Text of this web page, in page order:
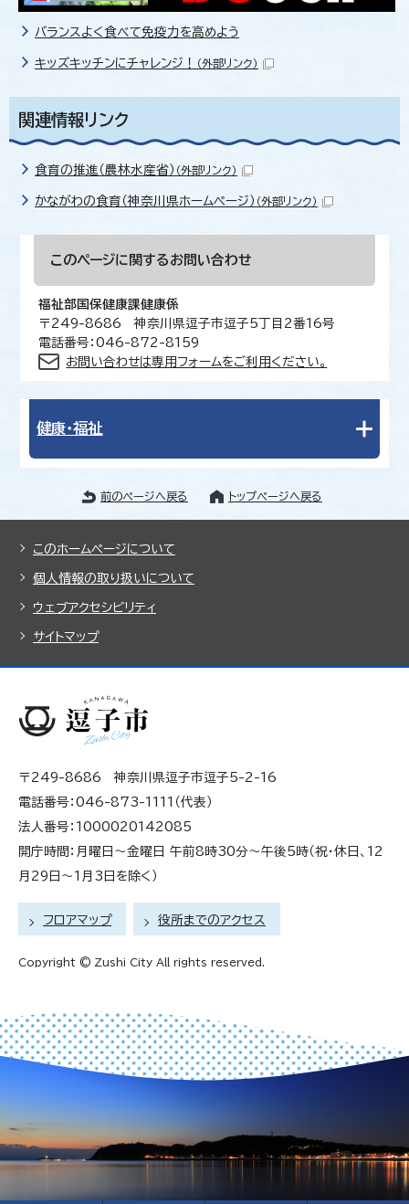
バランスよく食べて免疫力を高めよう
キッズキッチンにチャレンジ！ （外部リンク）
関連情報リンク
食育の推進（農林水産省） （外部リンク）
かながわの食育（神奈川県ホームページ） （外部リンク）
このページに関する お問い合わせ
福祉部国保健康課健康係
〒249-8686 神奈川県逗子市逗子5丁目2番16号
電話番号：046-872-8159
お問い合わせは専用フォームをご利用ください。
健康・福祉
前のページへ戻る トップページへ戻る
このホームページについて
個人情報の取り扱いについて
ウェブアクセシビリティ
サイトマップ
〒249-8686 神奈川県逗子市逗子5-2-16
電話番号：046-873-1111（代表）
法人番号：1000020142085
開庁時間：月曜日～金曜日 午前8時30分～午後5時（祝・休日、12
月29日～1月3日を除く）
フロアマップ 役所までのアクセス
Copyright © Zushi City All rights reserved.